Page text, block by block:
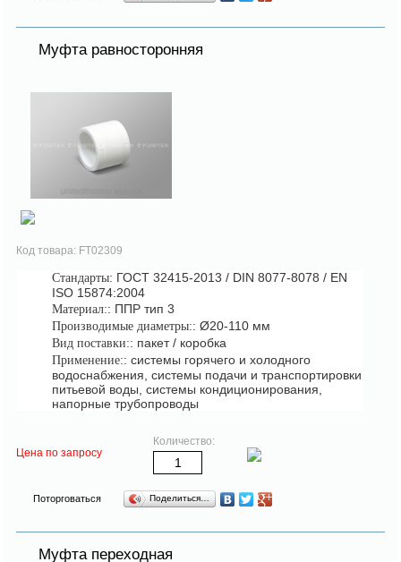
Муфта равносторонняя
Код товара: FT02309
Стандарты: ГОСТ 32415-2013 / DIN 8077-8078 / EN
ISO 15874:2004
Материал:: ППР тип 3
Производимые диаметры:: Ø20-110 мм
Вид поставки:: пакет / коробка
Применение:: системы горячего и холодного
водоснабжения, системы подачи и транспортировки
питьевой воды, системы кондиционирования,
напорные трубопроводы
Цена по запросу
Количество:
Поторговаться Поделиться…
Муфта переходная